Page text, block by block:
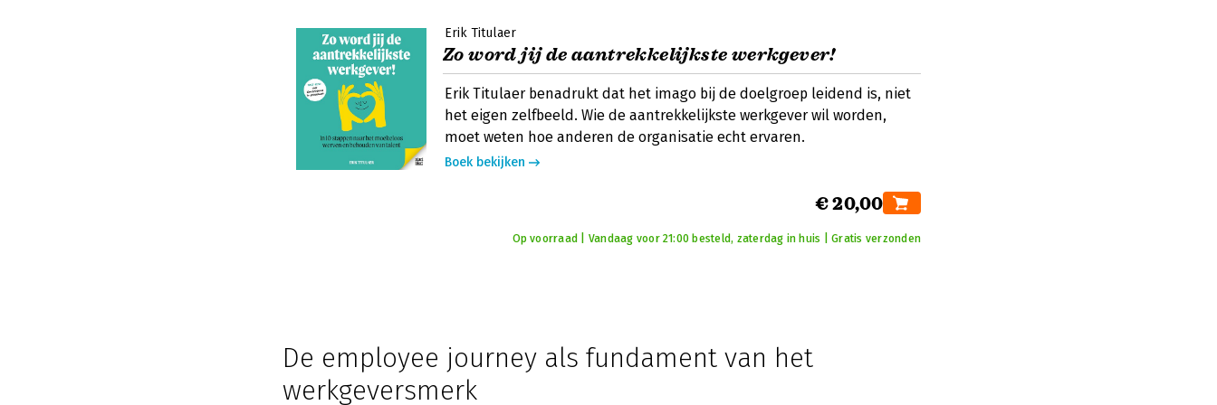
Erik Titulaer
Zo word jij de aantrekkelijkste werkgever!
Erik Titulaer benadrukt dat het imago bij de doelgroep leidend is, niet
het eigen zelfbeeld. Wie de aantrekkelijkste werkgever wil worden,
moet weten hoe anderen de organisatie echt ervaren.
Boek bekijken
€ 20,00
Op voorraad | Vandaag voor 21:00 besteld, zaterdag in huis | Gratis verzonden
De employee journey als fundament van het
werkgeversmerk